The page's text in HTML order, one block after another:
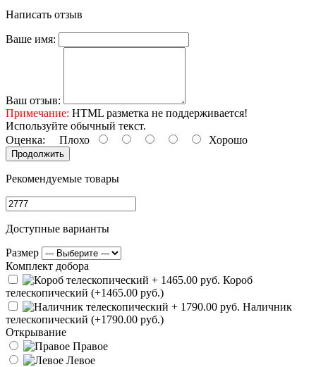
Написать отзыв
Ваше имя:
Ваш отзыв:
Примечание: HTML разметка не поддерживается!
Используйте обычный текст.
Оценка: Плохо Хорошо
Продолжить
Рекомендуемые товары
Доступные варианты
Размер
Комплект добора
Короб
телескопический (+1465.00 руб.)
Наличник
телескопический (+1790.00 руб.)
Открывание
Правое
Левое